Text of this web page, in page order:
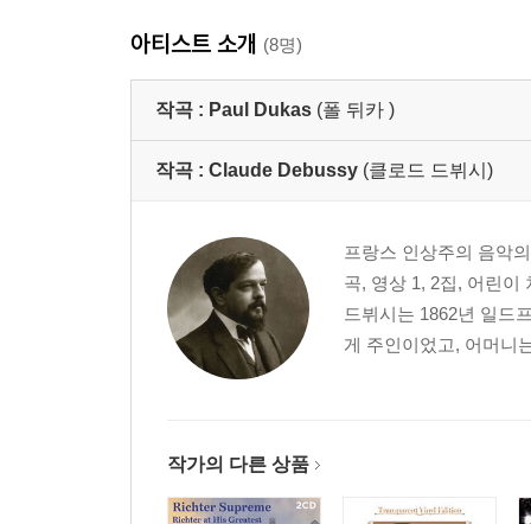
아티스트 소개 (8명)
작곡 : Paul Dukas (폴 뒤카 )
작곡 : Claude Debussy (클로드 드뷔시)
프랑스 인상주의 음악
곡, 영상 1, 2집, 어린이
드뷔시는 1862년 일드
게 주인이었고, 어머니
작가의 다른 상품